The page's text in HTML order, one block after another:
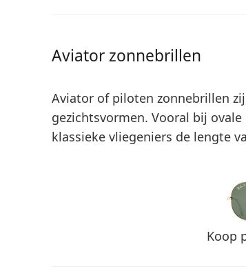
Aviator zonnebrillen
Aviator of piloten zonnebrillen
gezichtsvormen. Vooral bij
klassieke vliegeniers de lengte
Koop